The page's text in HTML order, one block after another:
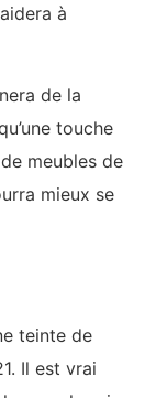
à
de la
touche
meubles de
mieux se
teinte de
Il est vrai